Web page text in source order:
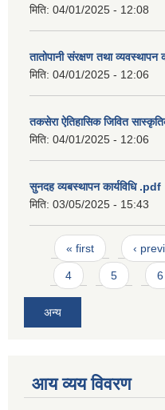
मिति: 04/01/2025 - 12:08
तातोपानी संरक्षण तथा व्यवस्थापन
मिति: 04/01/2025 - 12:06
तकसेरा ऐतिहासिक जिवित
मिति: 04/01/2025 - 12:06
सुनदह व्यबस्थापन कार्यविधि .pdf
मिति: 03/05/2025 - 15:43
Pages
« first ‹
4 5 6
अन्य
आय व्यय विवरण